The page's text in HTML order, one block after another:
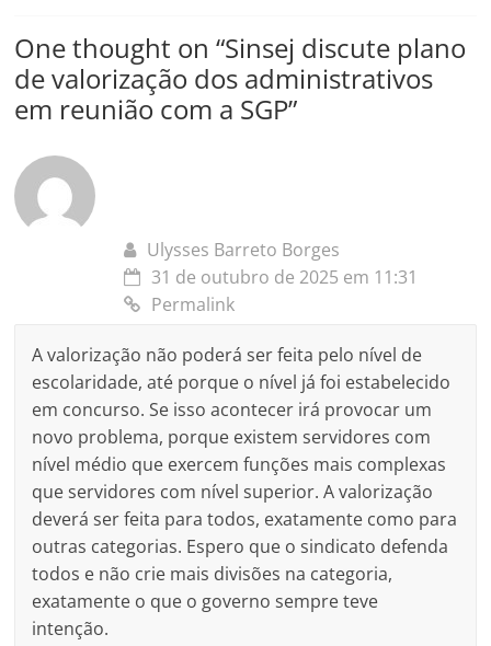
One thought on “Sinsej discute plano
de valorização dos administrativos
em reunião com a SGP”
Ulysses Barreto Borges
31 de outubro de 2025 em 11:31
Permalink
A valorização não poderá ser feita pelo nível de
escolaridade, até porque o nível já foi estabelecido
em concurso. Se isso acontecer irá provocar um
novo problema, porque existem servidores com
nível médio que exercem funções mais complexas
que servidores com nível superior. A valorização
deverá ser feita para todos, exatamente como para
outras categorias. Espero que o sindicato defenda
todos e não crie mais divisões na categoria,
exatamente o que o governo sempre teve
intenção.